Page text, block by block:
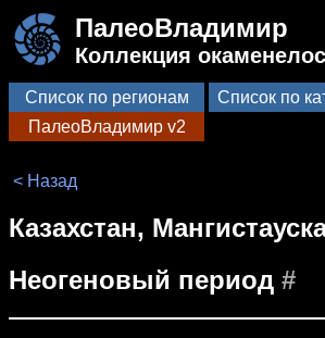
ПалеоВладимир
Коллекция
Список по регионам Список по
ПалеоВладимир v2
< Назад
Казахстан,
Неогеновый период #